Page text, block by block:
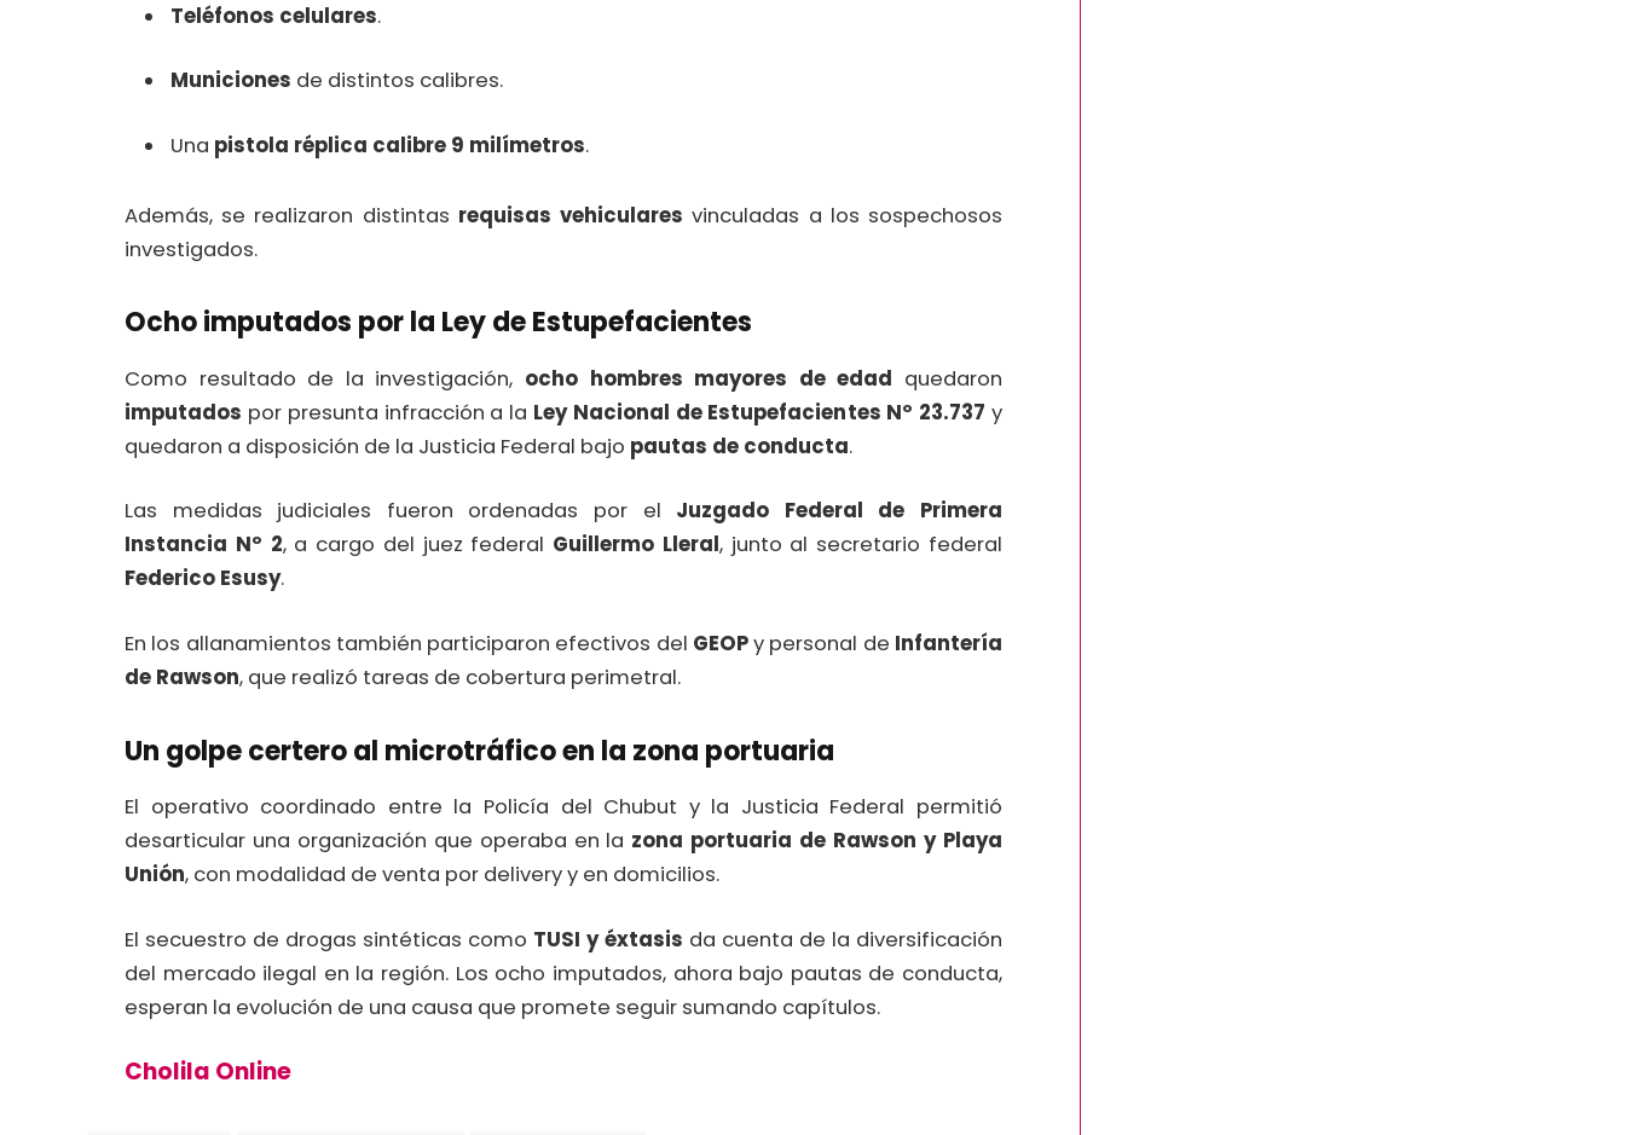
Teléfonos celulares.
Municiones de distintos calibres.
Una pistola réplica calibre 9 milímetros.
Además, se realizaron distintas requisas vehiculares vinculadas a los sospechosos
investigados.
Ocho imputados por la Ley de Estupefacientes
Como resultado de la investigación, ocho hombres mayores de edad quedaron
imputados por presunta infracción a la Ley Nacional de Estupefacientes Nº 23.737 y
quedaron a disposición de la Justicia Federal bajo pautas de conducta.
Las medidas judiciales fueron ordenadas por el Juzgado Federal de Primera
Instancia Nº 2, a cargo del juez federal Guillermo Lleral, junto al secretario federal
Federico Esusy.
En los allanamientos también participaron efectivos del GEOPy personal de Infantería
de Rawson, que realizó tareas de cobertura perimetral.
Un golpe certero al microtráfico en la zona portuaria
El operativo coordinado entre la Policía del Chubut y la Justicia Federal permitió
desarticular una organización que operaba en la zona portuaria de Rawson y Playa
Unión, con modalidad de venta por delivery y en domicilios.
El secuestro de drogas sintéticas como TUSI y éxtasis da cuenta de la diversificación
del mercado ilegal en la región. Los ocho imputados, ahora bajo pautas de conducta,
esperan la evolución de una causa que promete seguir sumando capítulos.
Cholila Online